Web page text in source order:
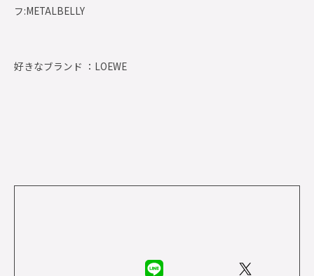
フ:METALBELLY
好きなブランド ： LOEWE